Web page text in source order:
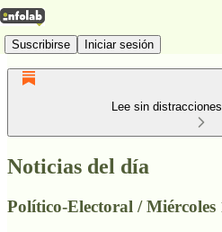
Suscribirse Iniciar sesión
Lee sin
Noticias del día
Político-Electoral / Miércoles